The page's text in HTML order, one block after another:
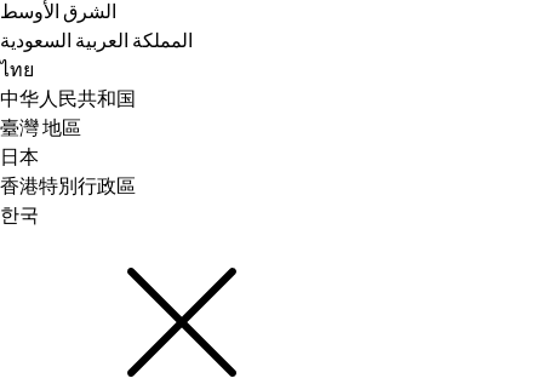
الشرق الأوسط
المملكة العربية السعودية
ไทย
中华人民共和国
臺灣 地區
日本
香港特別行政區
한국